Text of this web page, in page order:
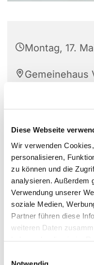
Diese Webseite
Wir verwenden
personalisieren,
zu können und die
analysieren. Außerdem
Verwendung unserer
soziale Medien,
Partner führen diese
weiteren Daten
Montag, 17.
Gemeinehaus
Pfarrer